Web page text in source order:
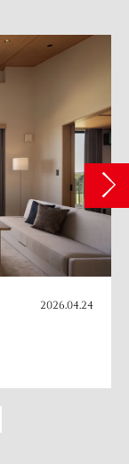
2026.04.13